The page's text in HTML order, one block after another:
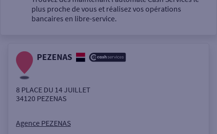
Autour de moi
plus proche de vous et réalisez vos opérations
bancaires en libre-service.
PEZENAS
8 PLACE DU 14 JUILLET
34120 PEZENAS
Agence PEZENAS